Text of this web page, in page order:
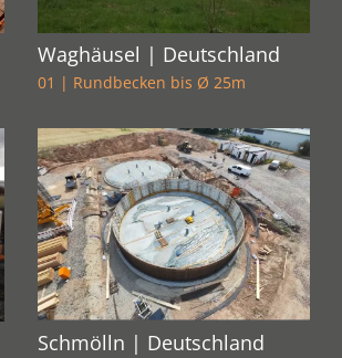
Waghäusel | Deutschland
01 | Rundbecken bis Ø 25m
Schmölln | Deutschland